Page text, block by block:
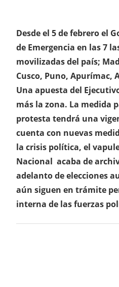
Desde el 5 de febrero el
de Emergencia en las 7
movilizadas del país;
Cusco, Puno, Apurímac,
Una apuesta del
más la zona. La medida
protesta tendrá una
cuenta con nuevas
la crisis política, el
Nacional acaba de
adelanto de elecciones
aún siguen en trámite
interna de las fuerzas